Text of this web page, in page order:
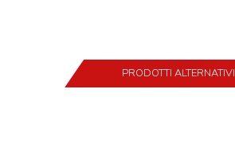
PRODOTTI ALTERNATIVI